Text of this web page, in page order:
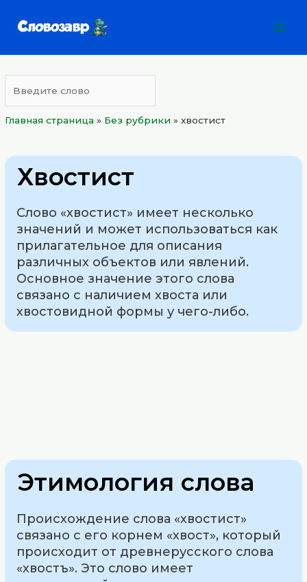
Главная страница » Без рубрики »хвостист
Хвостист
Слово «хвостист» имеет несколько
значений и может использоваться как
прилагательное для описания
различных объектов или явлений.
Основное значение этого слова
связано с наличием хвоста или
хвостовидной формы у чего-либо.
Этимология слова
Происхождение слова «хвостист»
связано с его корнем «хвост», который
происходит от древнерусского слова
«хвостъ». Это слово имеет